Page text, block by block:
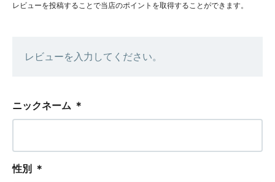
レビューを投稿することで当店のポイントを取得することができます。
レビューを入力してください。
ニックネーム ＊
性別 ＊